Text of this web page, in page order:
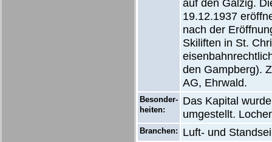
auf den Galzig.
19.12.1937
nach der
Skiliften in St.
den Gampberg).
AG, Ehrwald.
Besonder-
heiten:
Das Kapital
umgestellt.
Branchen: Luft- und